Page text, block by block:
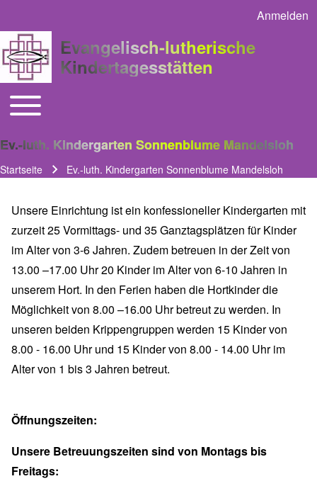
User
Anmelden
Evangelisch-lutherische
Kindertagesstätten
Main navigation
Toggle main menu
Ev.-luth. Kindergarten Sonnenblume Mandelsloh
Pfadnavigation
Startseite Ev.-luth. Kindergarten Sonnenblume Mandelsloh
Unsere Einrichtung ist ein konfessioneller Kindergarten mit
zurzeit 25 Vormittags- und 35 Ganztagsplätzen für Kinder
im Alter von 3-6 Jahren. Zudem betreuen in der Zeit von
13.00 –17.00 Uhr 20 Kinder im Alter von 6-10 Jahren in
unserem Hort. In den Ferien haben die Hortkinder die
Möglichkeit von 8.00 –16.00 Uhr betreut zu werden. In
unseren beiden Krippengruppen werden 15 Kinder von
8.00 - 16.00 Uhr und 15 Kinder von 8.00 - 14.00 Uhr im
Alter von 1 bis 3 Jahren betreut.
Öffnungszeiten:
Unsere Betreuungszeiten sind von Montags bis
Freitags: